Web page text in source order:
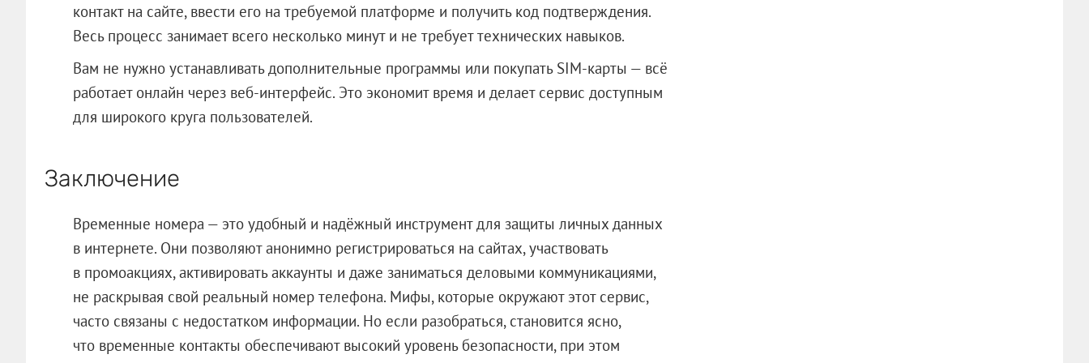
контакт на сайте, ввести его на требуемой платформе и получить код подтверждения.
Весь процесс занимает всего несколько минут и не требует технических навыков.
Вам не нужно устанавливать дополнительные программы или покупать SIM-карты — всё
работает онлайн через веб-интерфейс. Это экономит время и делает сервис доступным
для широкого круга пользователей.
Заключение
Временные номера — это удобный и надёжный инструмент для защиты личных данных
в интернете. Они позволяют анонимно регистрироваться на сайтах, участвовать
в промоакциях, активировать аккаунты и даже заниматься деловыми коммуникациями,
не раскрывая свой реальный номер телефона. Мифы, которые окружают этот сервис,
часто связаны с недостатком информации. Но если разобраться, становится ясно,
что временные контакты обеспечивают высокий уровень безопасности, при этом